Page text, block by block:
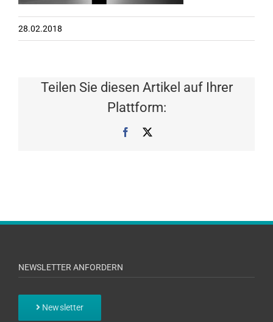
28.02.2018
Teilen Sie diesen Artikel auf Ihrer
Plattform:
Facebook
NEWSLETTER ANFORDERN
Newsletter